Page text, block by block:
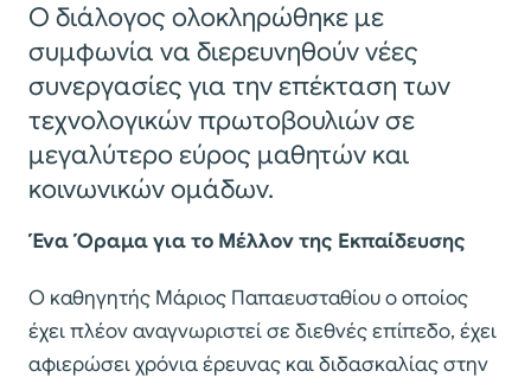
Ο διάλογος ολοκληρώθηκε με
συμφωνία να διερευνηθούν νέες
συνεργασίες για την επέκταση των
τεχνολογικών πρωτοβουλιών σε
μεγαλύτερο εύρος μαθητών και
κοινωνικών ομάδων​.
Ένα Όραμα για το Μέλλον της Εκπαίδευσης
Ο καθηγητής Μάριος Παπαευσταθίου ο οποίος
έχει πλέον αναγνωριστεί σε διεθνές επίπεδο, έχει
αφιερώσει χρόνια έρευνας και διδασκαλίας στην